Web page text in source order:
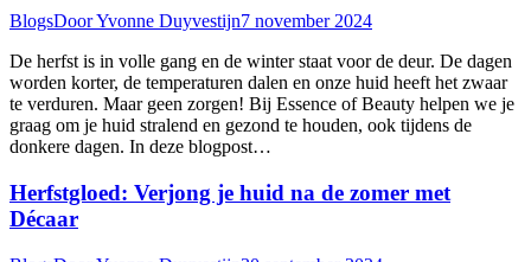
BlogsDoorYvonne Duyvestijn7 november 2024
De herfst is in volle gang en de winter staat voor de deur. De dagen
worden korter, de temperaturen dalen en onze huid heeft het zwaar
te verduren. Maar geen zorgen! Bij Essence of Beauty helpen we je
graag om je huid stralend en gezond te houden, ook tijdens de
donkere dagen. In deze blogpost…
Herfstgloed: Verjong je huid na de zomer met
Décaar